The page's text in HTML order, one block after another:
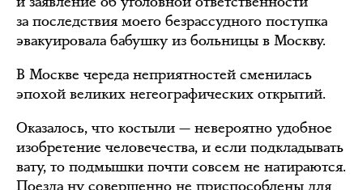
за последствия моего безрассудного поступка
эвакуировала бабушку из больницы в Москву.
В Москве череда неприятностей сменилась
эпохой великих негеографических открытий.
Оказалось, что костыли — невероятно удобное
изобретение человечества, и если подкладывать
вату, то подмышки почти совсем не натираются.
Поезда ну совершенно не приспособлены для